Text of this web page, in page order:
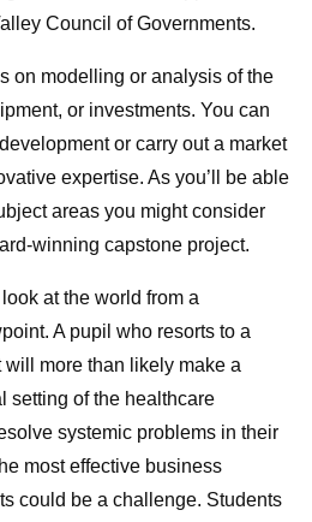
Council of Governments.
on modelling or analysis of the
or investments. You can
or carry out a market
expertise. As you’ll be able
areas you might consider
winning capstone project.
at the world from a
A pupil who resorts to a
more than likely make a
setting of the healthcare
systemic problems in their
most effective business
could be a challenge. Students